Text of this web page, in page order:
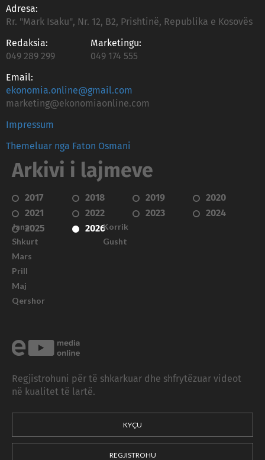
Adresa:
Rr. "Mark Isaku", Nr. 12, B2, Prishtinë, Republika e Kosovës
Redaksia:
049 289 299
Marketingu:
049 174 555
Email:
ekonomia.online@gmail.com
marketing@ekonomiaonline.com
Impressum
Themeluar nga Faton Osmani
Arkivi i lajmeve
2017 2018 2019
2020
2021
2022 2023
2024
2025
2026
Janar
Shkurt
Mars
Prill
Maj
Qershor
Korrik
Gusht
Regjistrohuni për të shkarkuar dhe shfrytëzuar videot
në kualitet të lartë.
KYÇU
REGJISTROHU